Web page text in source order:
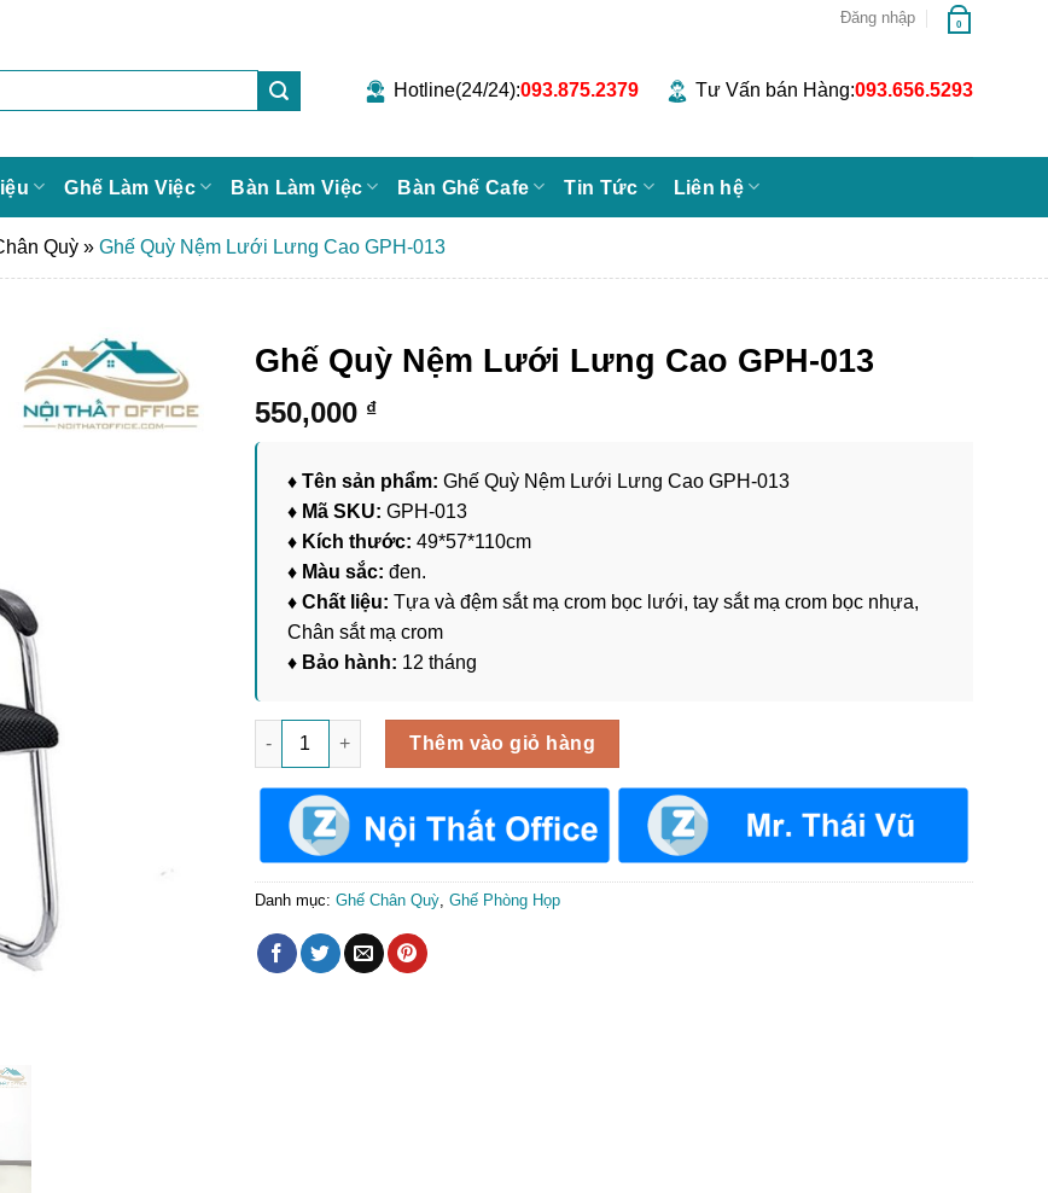
Đăng nhập 0
Hotline(24/24):093.875.2379 Tư Vấn bán Hàng:093.656.5293
Ghế Làm Việc Bàn Làm Việc Bàn Ghế Cafe Tin Tức Liên hệ
Quỳ » Ghế Quỳ Nệm Lưới Lưng Cao GPH-013
Ghế Quỳ Nệm Lưới Lưng Cao GPH-013
550,000 ₫
♦ Tên sản phẩm: Ghế Quỳ Nệm Lưới Lưng Cao GPH-013
♦ Mã SKU: GPH-013
♦ Kích thước: 49*57*110cm
♦ Màu sắc: đen.
♦ Chất liệu: Tựa và đệm sắt mạ crom bọc lưới, tay sắt mạ crom bọc nhựa,
Chân sắt mạ crom
♦ Bảo hành: 12 tháng
Ghế Quỳ Nệm Lưới Lưng Cao GPH-013 số lượng
Thêm vào giỏ hàng
Danh mục: Ghế Chân Quỳ Ghế Phòng Họp